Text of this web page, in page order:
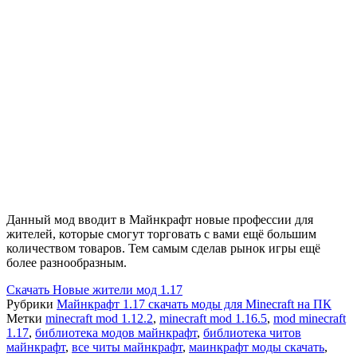
Данный мод вводит в Майнкрафт новые профессии для
жителей, которые смогут торговать с вами ещё большим
количеством товаров. Тем самым сделав рынок игры ещё
более разнообразным.
Скачать Новые жители мод 1.17
Рубрики Майнкрафт 1.17 скачать моды для Minecraft на ПК
Метки minecraft mod 1.12.2, minecraft mod 1.16.5, mod minecraft
1.17, библиотека модов майнкрафт, библиотека читов
майнкрафт, все читы майнкрафт, маинкрафт моды скачать,